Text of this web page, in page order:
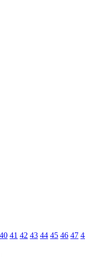
40 41 42 43 44 45 46 47